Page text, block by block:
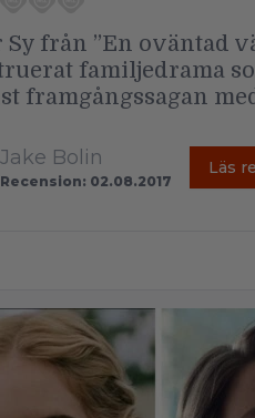
Sy från ”En oväntad
familjedrama
framgångssagan
Jake Bolin
Recension: 02.08.2017
Läs